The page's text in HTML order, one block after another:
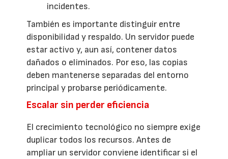
incidentes.
También es importante distinguir entre
disponibilidad y respaldo. Un servidor puede
estar activo y, aun así, contener datos
dañados o eliminados. Por eso, las copias
deben mantenerse separadas del entorno
principal y probarse periódicamente.
Escalar sin perder eficiencia
El crecimiento tecnológico no siempre exige
duplicar todos los recursos. Antes de
ampliar un servidor conviene identificar si el